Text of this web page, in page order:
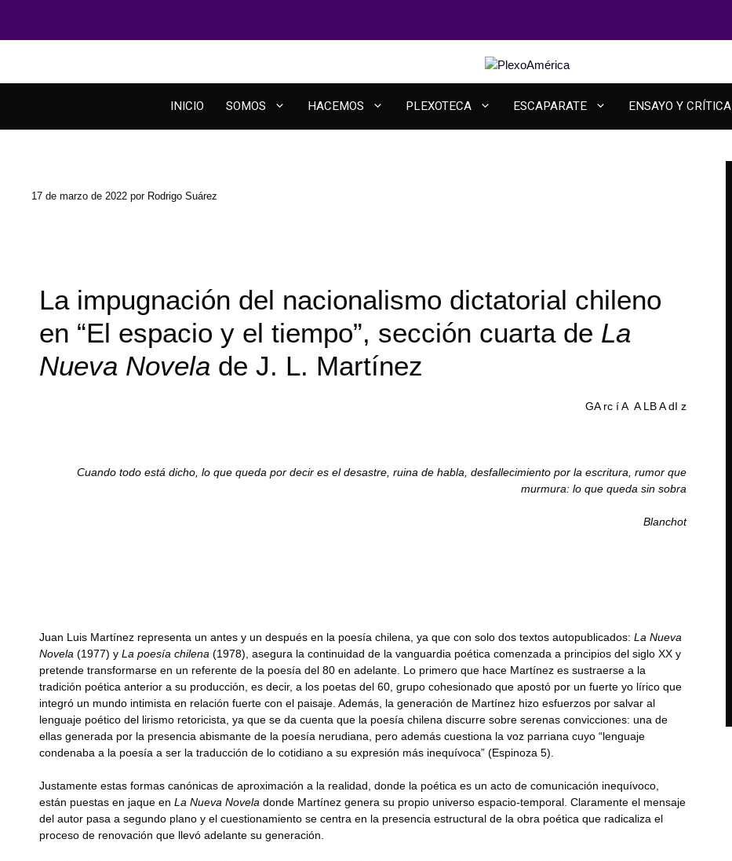
INICIO SOMOS HACEMOS PLEXOTECA ESCAPARATE ENSAYO Y CRÍTICA
17 de marzo de 2022 por Rodrigo Suárez
La impugnación del nacionalismo dictatorial chileno
en “El espacio y el tiempo”, sección cuarta de La
Nueva Novela de J. L. Martínez
GA rc í A A LB A dI z
Cuando todo está dicho, lo que queda por decir es el desastre, ruina de habla, desfallecimiento por la escritura, rumor que
murmura: lo que queda sin sobra
Blanchot
Juan Luis Martínez representa un antes y un después en la poesía chilena, ya que con solo dos textos autopublicados: La Nueva
Novela (1977) y La poesía chilena (1978), asegura la continuidad de la vanguardia poética comenzada a principios del siglo XX y
pretende transformarse en un referente de la poesía del 80 en adelante. Lo primero que hace Martínez es sustraerse a la
tradición poética anterior a su producción, es decir, a los poetas del 60, grupo cohesionado que apostó por un fuerte yo lírico que
integró un mundo intimista en relación fuerte con el paisaje. Además, la generación de Martínez hizo esfuerzos por salvar al
lenguaje poético del lirismo retoricista, ya que se da cuenta que la poesía chilena discurre sobre serenas convicciones: una de
ellas generada por la presencia abismante de la poesía nerudiana, pero además cuestiona la voz parriana cuyo “lenguaje
condenaba a la poesía a ser la traducción de lo cotidiano a su expresión más inequívoca” (Espinoza 5).
Justamente estas formas canónicas de aproximación a la realidad, donde la poética es un acto de comunicación inequívoco,
están puestas en jaque en La Nueva Novela donde Martínez genera su propio universo espacio-temporal. Claramente el mensaje
del autor pasa a segundo plano y el cuestionamiento se centra en la presencia estructural de la obra poética que radicaliza el
proceso de renovación que llevó adelante su generación.